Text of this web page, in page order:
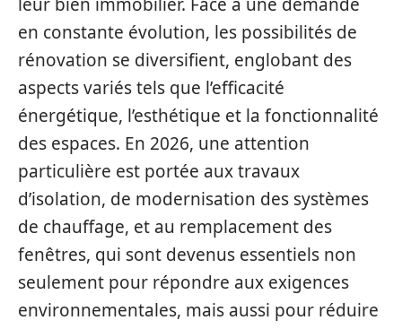
en constante évolution, les possibilités de
rénovation se diversifient, englobant des
aspects variés tels que l’efficacité
énergétique, l’esthétique et la fonctionnalité
des espaces. En 2026, une attention
particulière est portée aux travaux
d’isolation, de modernisation des systèmes
de chauffage, et au remplacement des
fenêtres, qui sont devenus essentiels non
seulement pour répondre aux exigences
environnementales, mais aussi pour réduire